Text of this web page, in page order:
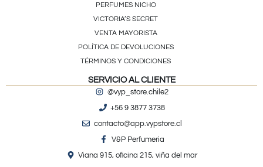
PERFUMES NICHO
VICTORIA’S SECRET
VENTA MAYORISTA
POLÍTICA DE DEVOLUCIONES
TÉRMINOS Y CONDICIONES
SERVICIO AL CLIENTE
@vyp_store.chile2
+56 9 3877 3738
contacto@app.vypstore.cl
V&P Perfumeria
Viana 915, oficina 215, viña del mar